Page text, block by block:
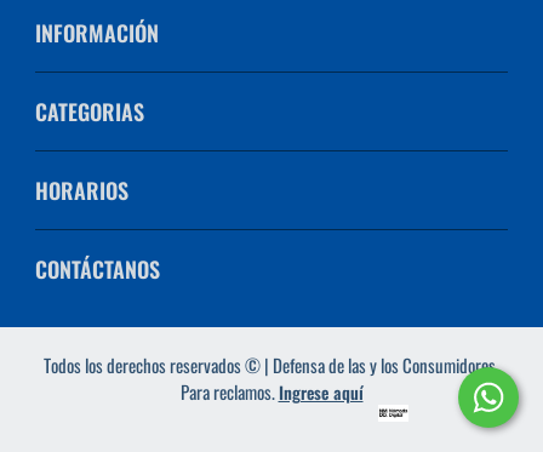
INFORMACIÓN
CATEGORIAS
HORARIOS
CONTÁCTANOS
Todos los derechos reservados © | Defensa de las y los Consumidores.
Para reclamos.Ingrese aquí